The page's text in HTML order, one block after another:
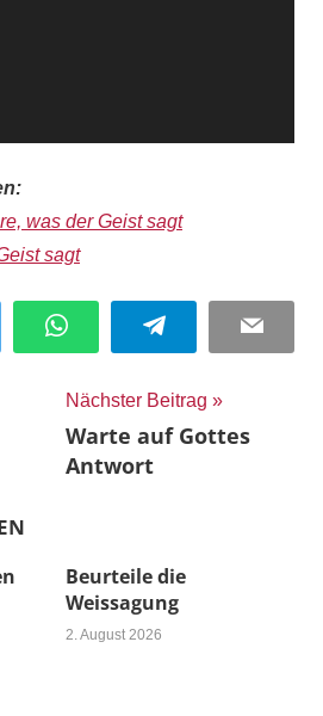
was der Geist sagt
sagt
WhatsApp Telegram Email
Nächster Beitrag
Warte auf Gottes
Antwort
Beurteile die
Weissagung
2. August 2026